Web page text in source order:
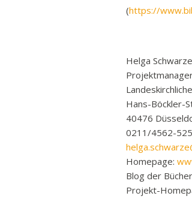
(https://
Helga Schwarze
Hans-Böckler-
40476
0211/4562-525
Homepage:
Blog der
Projekt-